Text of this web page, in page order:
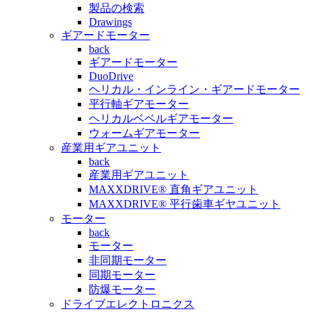
製品の検索
Drawings
ギアードモーター
back
ギアードモーター
DuoDrive
ヘリカル・インライン・ギアードモーター
平行軸ギアモーター
ヘリカルベベルギアモーター
ウォームギアモーター
産業用ギアユニット
back
産業用ギアユニット
MAXXDRIVE® 直角ギアユニット
MAXXDRIVE® 平行歯車ギヤユニット
モーター
back
モーター
非同期モーター
同期モーター
防爆モーター
ドライブエレクトロニクス